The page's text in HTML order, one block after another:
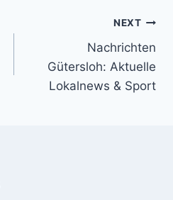
NEXT
Nachrichten
Gütersloh: Aktuelle
Lokalnews & Sport